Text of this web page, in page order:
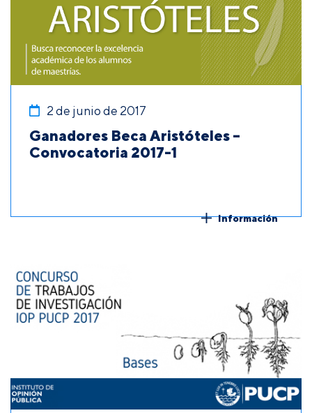
2 de junio de 2017
Ganadores Beca Aristóteles –
Convocatoria 2017-1
Información